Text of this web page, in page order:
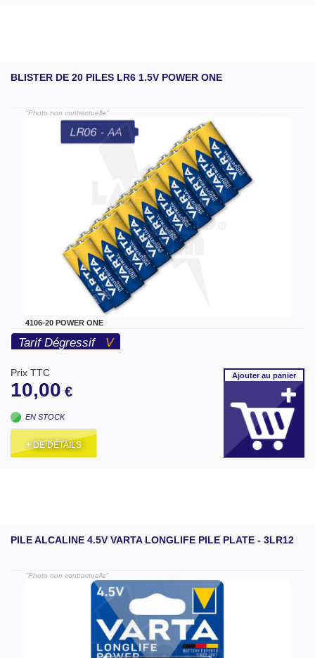
BLISTER DE 20 PILES LR6 1.5V POWER ONE
"Photo non contractuelle"
4106-20 POWER ONE
Tarif Dégressif V
Prix TTC
10,00 €
EN STOCK
+ DE DÉTAILS
Ajouterau panier
PILE ALCALINE 4.5V VARTA LONGLIFE PILE PLATE - 3LR12
"Photo non contractuelle"